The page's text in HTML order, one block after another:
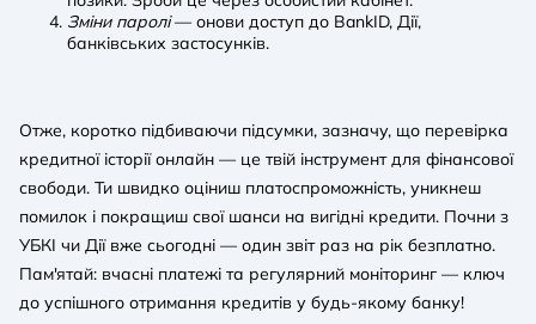
Зміни паролі— онови доступ до BankID, Дії,
банківських застосунків.
Отже, коротко підбиваючи підсумки, зазначу, що перевірка
кредитної історії онлайн — це твій інструмент для фінансової
свободи. Ти швидко оціниш платоспроможність, уникнеш
помилок і покращиш свої шанси на вигідні кредити. Почни з
УБКІ чи Дії вже сьогодні — один звіт раз на рік безплатно.
Пам'ятай: вчасні платежі та регулярний моніторинг — ключ
до успішного отримання кредитів у будь-якому банку!